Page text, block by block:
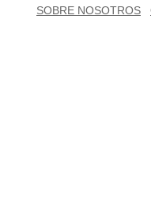
SOBRE NOSOTROS